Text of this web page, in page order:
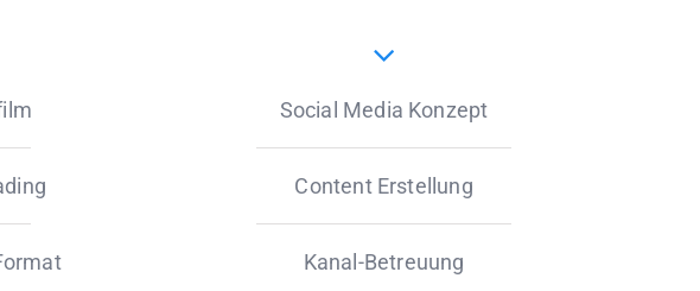
Social Media Konzept
Content Erstellung
Kanal-Betreuung